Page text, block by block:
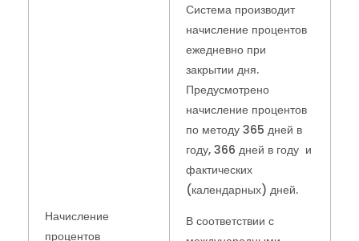
Начисление
процентов
Система производит
начисление процентов
ежедневно при
закрытии дня.
Предусмотрено
начисление процентов
по методу 365 дней в
году, 366 дней в году и
фактических
(календарных) дней.
В соответствии с